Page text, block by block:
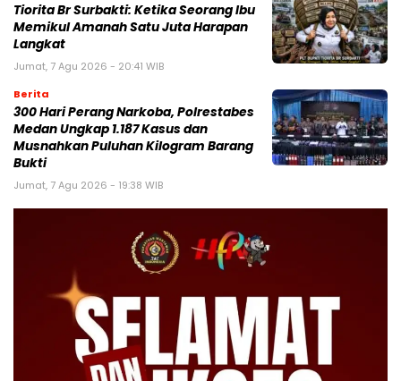
Tiorita Br Surbakti: Ketika Seorang Ibu
Memikul Amanah Satu Juta Harapan
Langkat
Jumat, 7 Agu 2026 - 20:41 WIB
Berita
300 Hari Perang Narkoba, Polrestabes
Medan Ungkap 1.187 Kasus dan
Musnahkan Puluhan Kilogram Barang
Bukti
Jumat, 7 Agu 2026 - 19:38 WIB